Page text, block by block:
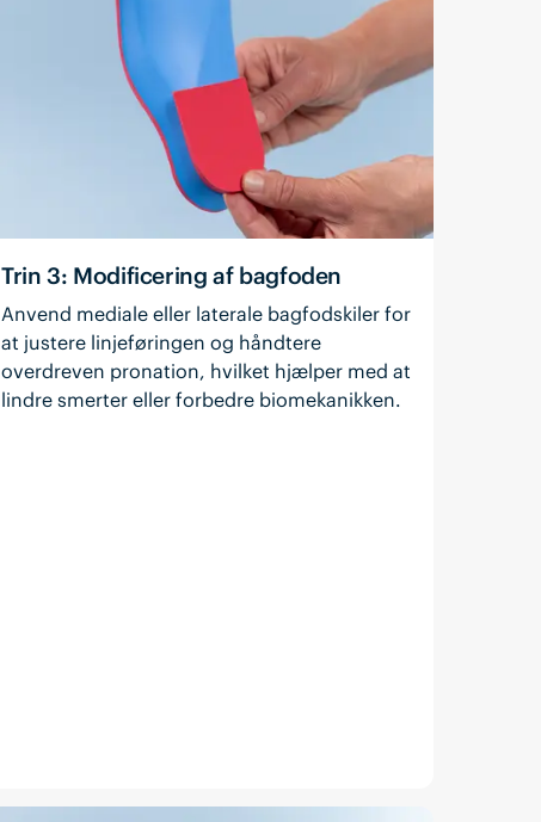
Trin 3: Modificering af bagfoden
Anvend mediale eller laterale bagfodskiler for
at justere linjeføringen og håndtere
overdreven pronation, hvilket hjælper med at
lindre smerter eller forbedre biomekanikken.